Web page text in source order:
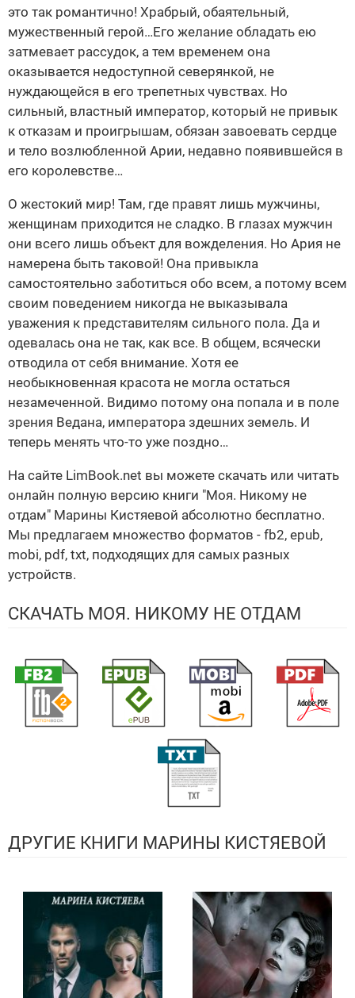
это так романтично! Храбрый, обаятельный,
мужественный герой…Его желание обладать ею
затмевает рассудок, а тем временем она
оказывается недоступной северянкой, не
нуждающейся в его трепетных чувствах. Но
сильный, властный император, который не привык
к отказам и проигрышам, обязан завоевать сердце
и тело возлюбленной Арии, недавно появившейся в
его королевстве…
О жестокий мир! Там, где правят лишь мужчины,
женщинам приходится не сладко. В глазах мужчин
они всего лишь объект для вожделения. Но Ария не
намерена быть таковой! Она привыкла
самостоятельно заботиться обо всем, а потому всем
своим поведением никогда не выказывала
уважения к представителям сильного пола. Да и
одевалась она не так, как все. В общем, всячески
отводила от себя внимание. Хотя ее
необыкновенная красота не могла остаться
незамеченной. Видимо потому она попала и в поле
зрения Ведана, императора здешних земель. И
теперь менять что-то уже поздно…
На сайте LimBook.net вы можете скачать или читать
онлайн полную версию книги "Моя. Никому не
отдам" Марины Кистяевой абсолютно бесплатно.
Мы предлагаем множество форматов - fb2, epub,
mobi, pdf, txt, подходящих для самых разных
устройств.
СКАЧАТЬ МОЯ. НИКОМУ НЕ ОТДАМ
ДРУГИЕ КНИГИ МАРИНЫ КИСТЯЕВОЙ